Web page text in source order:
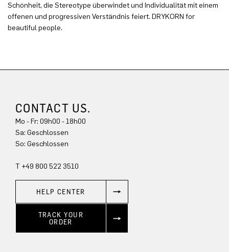
Schönheit, die Stereotype überwindet und Individualität mit einem
offenen und progressiven Verständnis feiert. DRYKORN for
beautiful people.
CONTACT US.
Mo - Fr: 09h00 - 18h00
Sa: Geschlossen
So: Geschlossen
T +49 800 522 3510
HELP CENTER
TRACK YOUR
ORDER